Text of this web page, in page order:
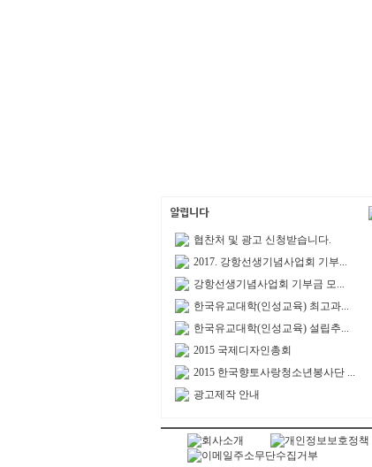
협찬처 및 광고 신청받습니다.
2017. 강항선생기념사업회 기부...
강항선생기념사업회 기부금 모...
한국유교대학(인성교육) 최고과...
한국유교대학(인성교육) 설립추...
2015 국제디자인총회
2015 한국향토사랑청소년봉사단 ...
광고제작 안내